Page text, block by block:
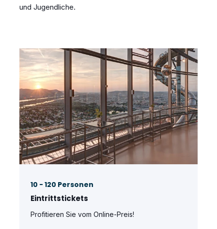
und Jugendliche.
10 - 120 Personen
Eintrittstickets
Profitieren Sie vom Online-Preis!